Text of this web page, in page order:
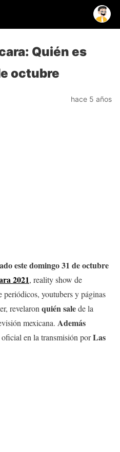
Quién es
octubre
hace 5 años
este domingo 31 de octubre
2021, reality show de
periódicos, youtubers y páginas
revelaron quién salede la
mexicana. Además
oficial en la transmisión porLas